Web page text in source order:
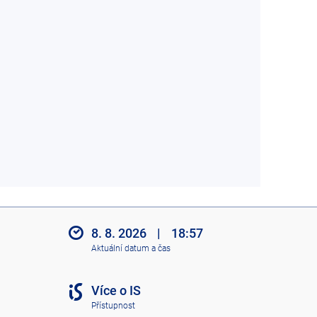
8. 8. 2026 | 18:57
Aktuální datum a čas
Více o IS
Přístupnost